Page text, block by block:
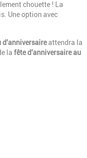
chouette ! La
Une option avec
d'anniversaireattendra la
la fête d'anniversaire au